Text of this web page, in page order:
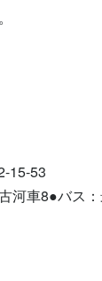
15-53
河車8●バス